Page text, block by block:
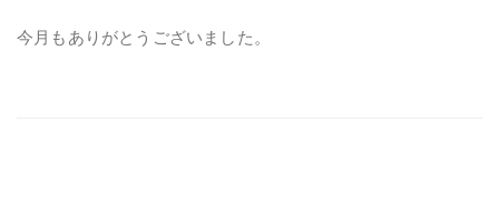
今月もありがとうございました。